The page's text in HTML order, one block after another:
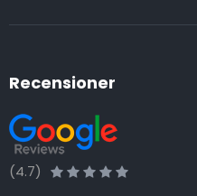
Recensioner
(4.7)